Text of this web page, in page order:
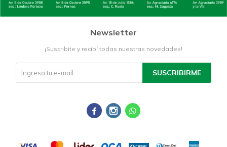
Newsletter
¡Suscribite y recibí todas nuestras novedades!
SUSCRIBIRME
  